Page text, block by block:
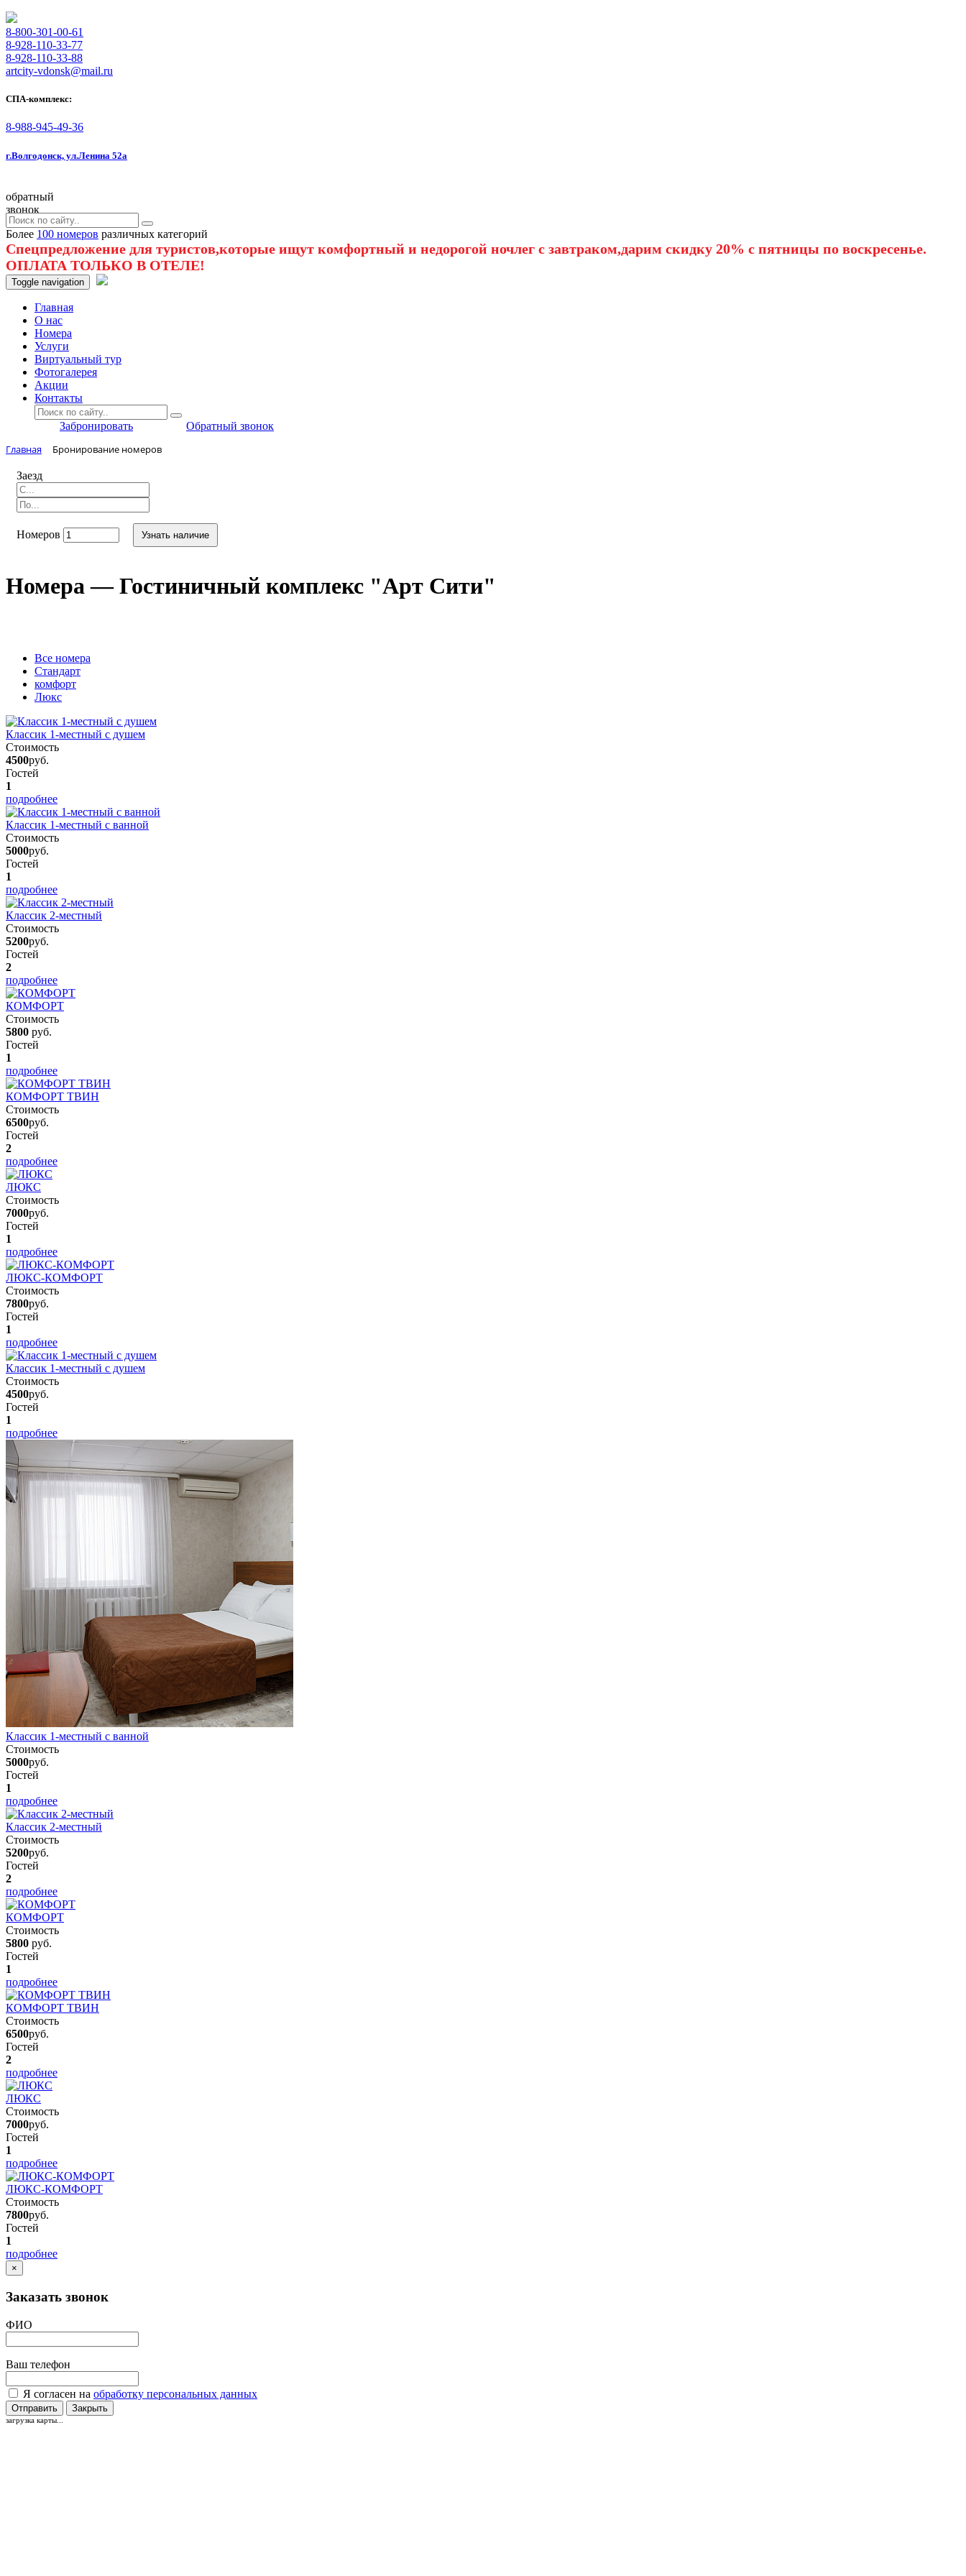
8-800-301-00-61
8-928-110-33-77
8-928-110-33-88
artcity-vdonsk@mail.ru
СПА-комплекс:
8-988-945-49-36
г.Волгодонск, ул.Ленина 52а
обратный
звонок
Более 100 номеров различных категорий
Спецпредложение для туристов,которые ищут комфортный и недорогой ночлег с завтраком,дарим скидку 20% с пятницы по воскресенье.
ОПЛАТА ТОЛЬКО В ОТЕЛЕ!
Toggle navigation
Главная
O нас
Номера
Услуги
Виртуальный тур
Фотогалерея
Акции
Контакты
Забронировать Обратный звонок
Главная Бронирование номеров
Заезд
Номеров Узнать наличие
Номера — Гостиничный комплекс "Арт Сити"
Вcе номера
Стандарт
комфорт
Люкс
Классик 1-местный с душем
Стоимость
4500руб.
Гостей
1
подробнее
Классик 1-местный с ванной
Стоимость
5000руб.
Гостей
1
подробнее
Классик 2-местный
Стоимость
5200руб.
Гостей
2
подробнее
КОМФОРТ
Стоимость
5800 руб.
Гостей
1
подробнее
КОМФОРТ ТВИН
Стоимость
6500руб.
Гостей
2
подробнее
ЛЮКС
Стоимость
7000руб.
Гостей
1
подробнее
ЛЮКС-КОМФОРТ
Стоимость
7800руб.
Гостей
1
подробнее
Классик 1-местный с душем
Стоимость
4500руб.
Гостей
1
подробнее
Классик 1-местный с ванной
Стоимость
5000руб.
Гостей
1
подробнее
Классик 2-местный
Стоимость
5200руб.
Гостей
2
подробнее
КОМФОРТ
Стоимость
5800 руб.
Гостей
1
подробнее
КОМФОРТ ТВИН
Стоимость
6500руб.
Гостей
2
подробнее
ЛЮКС
Стоимость
7000руб.
Гостей
1
подробнее
ЛЮКС-КОМФОРТ
Стоимость
7800руб.
Гостей
1
подробнее
×
Заказать звонок
ФИО
Ваш телефон
Я согласен на обработку персональных данных
Отправить Закрыть
загрузка карты...